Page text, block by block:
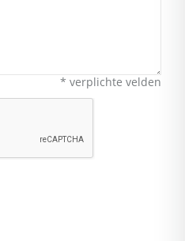
* verplichte velden